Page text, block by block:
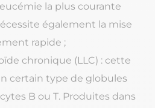
la plus courante
également la mise
rapide ;
chronique (LLC) : cette
certain type de globules
B ou T. Produites dans